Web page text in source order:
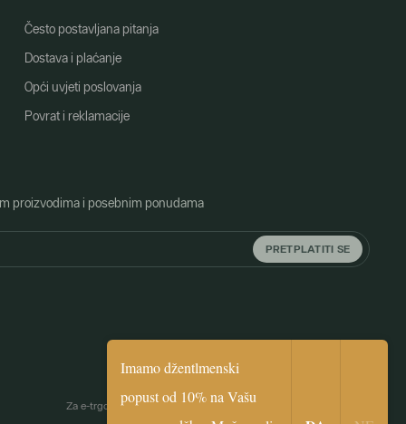
Često postavljana pitanja
Dostava i plaćanje
Opći uvjeti poslovanja
Povrat i reklamacije
proizvodima i posebnim ponudama
PRETPLATITI SE
Za e-trgovinu je zaslužna Simplia.cz | Webdesign by
Imamo džentlmenski
popust od 10% na Vašu